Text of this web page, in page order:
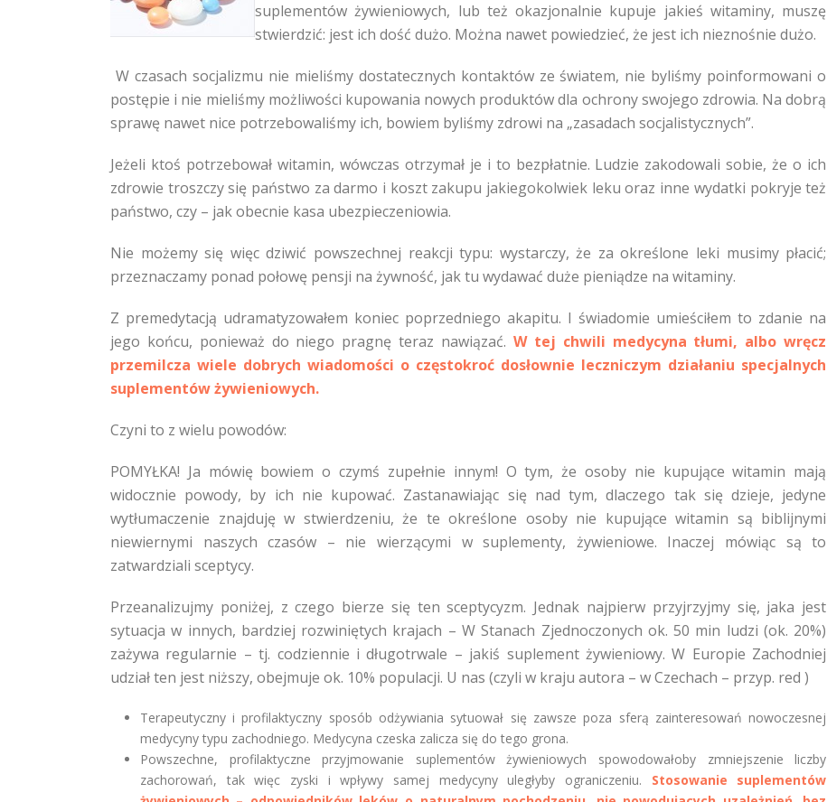
suplementów żywieniowych, lub też okazjonalnie kupuje jakieś witaminy, muszę
stwierdzić: jest ich dość dużo. Można nawet powiedzieć, że jest ich nieznośnie dużo.
W czasach socjalizmu nie mieliśmy dostatecznych kontaktów ze światem, nie byliśmy poinformowani o
postępie i nie mieliśmy możliwości kupowania nowych produktów dla ochrony swojego zdrowia. Na dobrą
sprawę nawet nice potrzebowaliśmy ich, bowiem byliśmy zdrowi na „zasadach socjalistycznych”.
Jeżeli ktoś potrzebował witamin, wówczas otrzymał je i to bezpłatnie. Ludzie zakodowali sobie, że o ich
zdrowie troszczy się państwo za darmo i koszt zakupu jakiegokolwiek leku oraz inne wydatki pokryje też
państwo, czy – jak obecnie kasa ubezpieczeniowia.
Nie możemy się więc dziwić powszechnej reakcji typu: wystarczy, że za określone leki musimy płacić;
przeznaczamy ponad połowę pensji na żywność, jak tu wydawać duże pieniądze na witaminy.
Z premedytacją udramatyzowałem koniec poprzedniego akapitu. I świadomie umieściłem to zdanie na
jego końcu, ponieważ do niego pragnę teraz nawiązać. W tej chwili medycyna tłumi, albo wręcz
przemilcza wiele dobrych wiadomości o częstokroć dosłownie leczniczym działaniu specjalnych
suplementów żywieniowych.
Czyni to z wielu powodów:
POMYŁKA! Ja mówię bowiem o czymś zupełnie innym! O tym, że osoby nie kupujące witamin mają
widocznie powody, by ich nie kupować. Zastanawiając się nad tym, dlaczego tak się dzieje, jedyne
wytłumaczenie znajduję w stwierdzeniu, że te określone osoby nie kupujące witamin są biblijnymi
niewiernymi naszych czasów – nie wierzącymi w suplementy, żywieniowe. Inaczej mówiąc są to
zatwardziali sceptycy.
Przeanalizujmy poniżej, z czego bierze się ten sceptycyzm. Jednak najpierw przyjrzyjmy się, jaka jest
sytuacja w innych, bardziej rozwiniętych krajach – W Stanach Zjednoczonych ok. 50 min ludzi (ok. 20%)
zażywa regularnie – tj. codziennie i długotrwale – jakiś suplement żywieniowy. W Europie Zachodniej
udział ten jest niższy, obejmuje ok. 10% populacji. U nas (czyli w kraju autora – w Czechach – przyp. red )
Terapeutyczny i profilaktyczny sposób odżywiania sytuował się zawsze poza sferą zainteresowań nowoczesnej
medycyny typu zachodniego. Medycyna czeska zalicza się do tego grona.
Powszechne, profilaktyczne przyjmowanie suplementów żywieniowych spowodowałoby zmniejszenie liczby
zachorowań, tak więc zyski i wpływy samej medycyny uległyby ograniczeniu. Stosowanie suplementów